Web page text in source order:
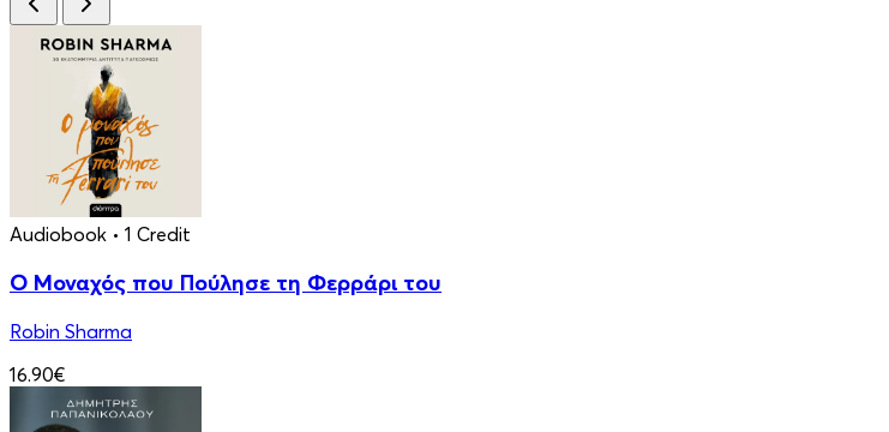
Audiobook • 1 Credit
Ο Μοναχός που Πούλησε τη Φερράρι του
Robin Sharma
16.90€